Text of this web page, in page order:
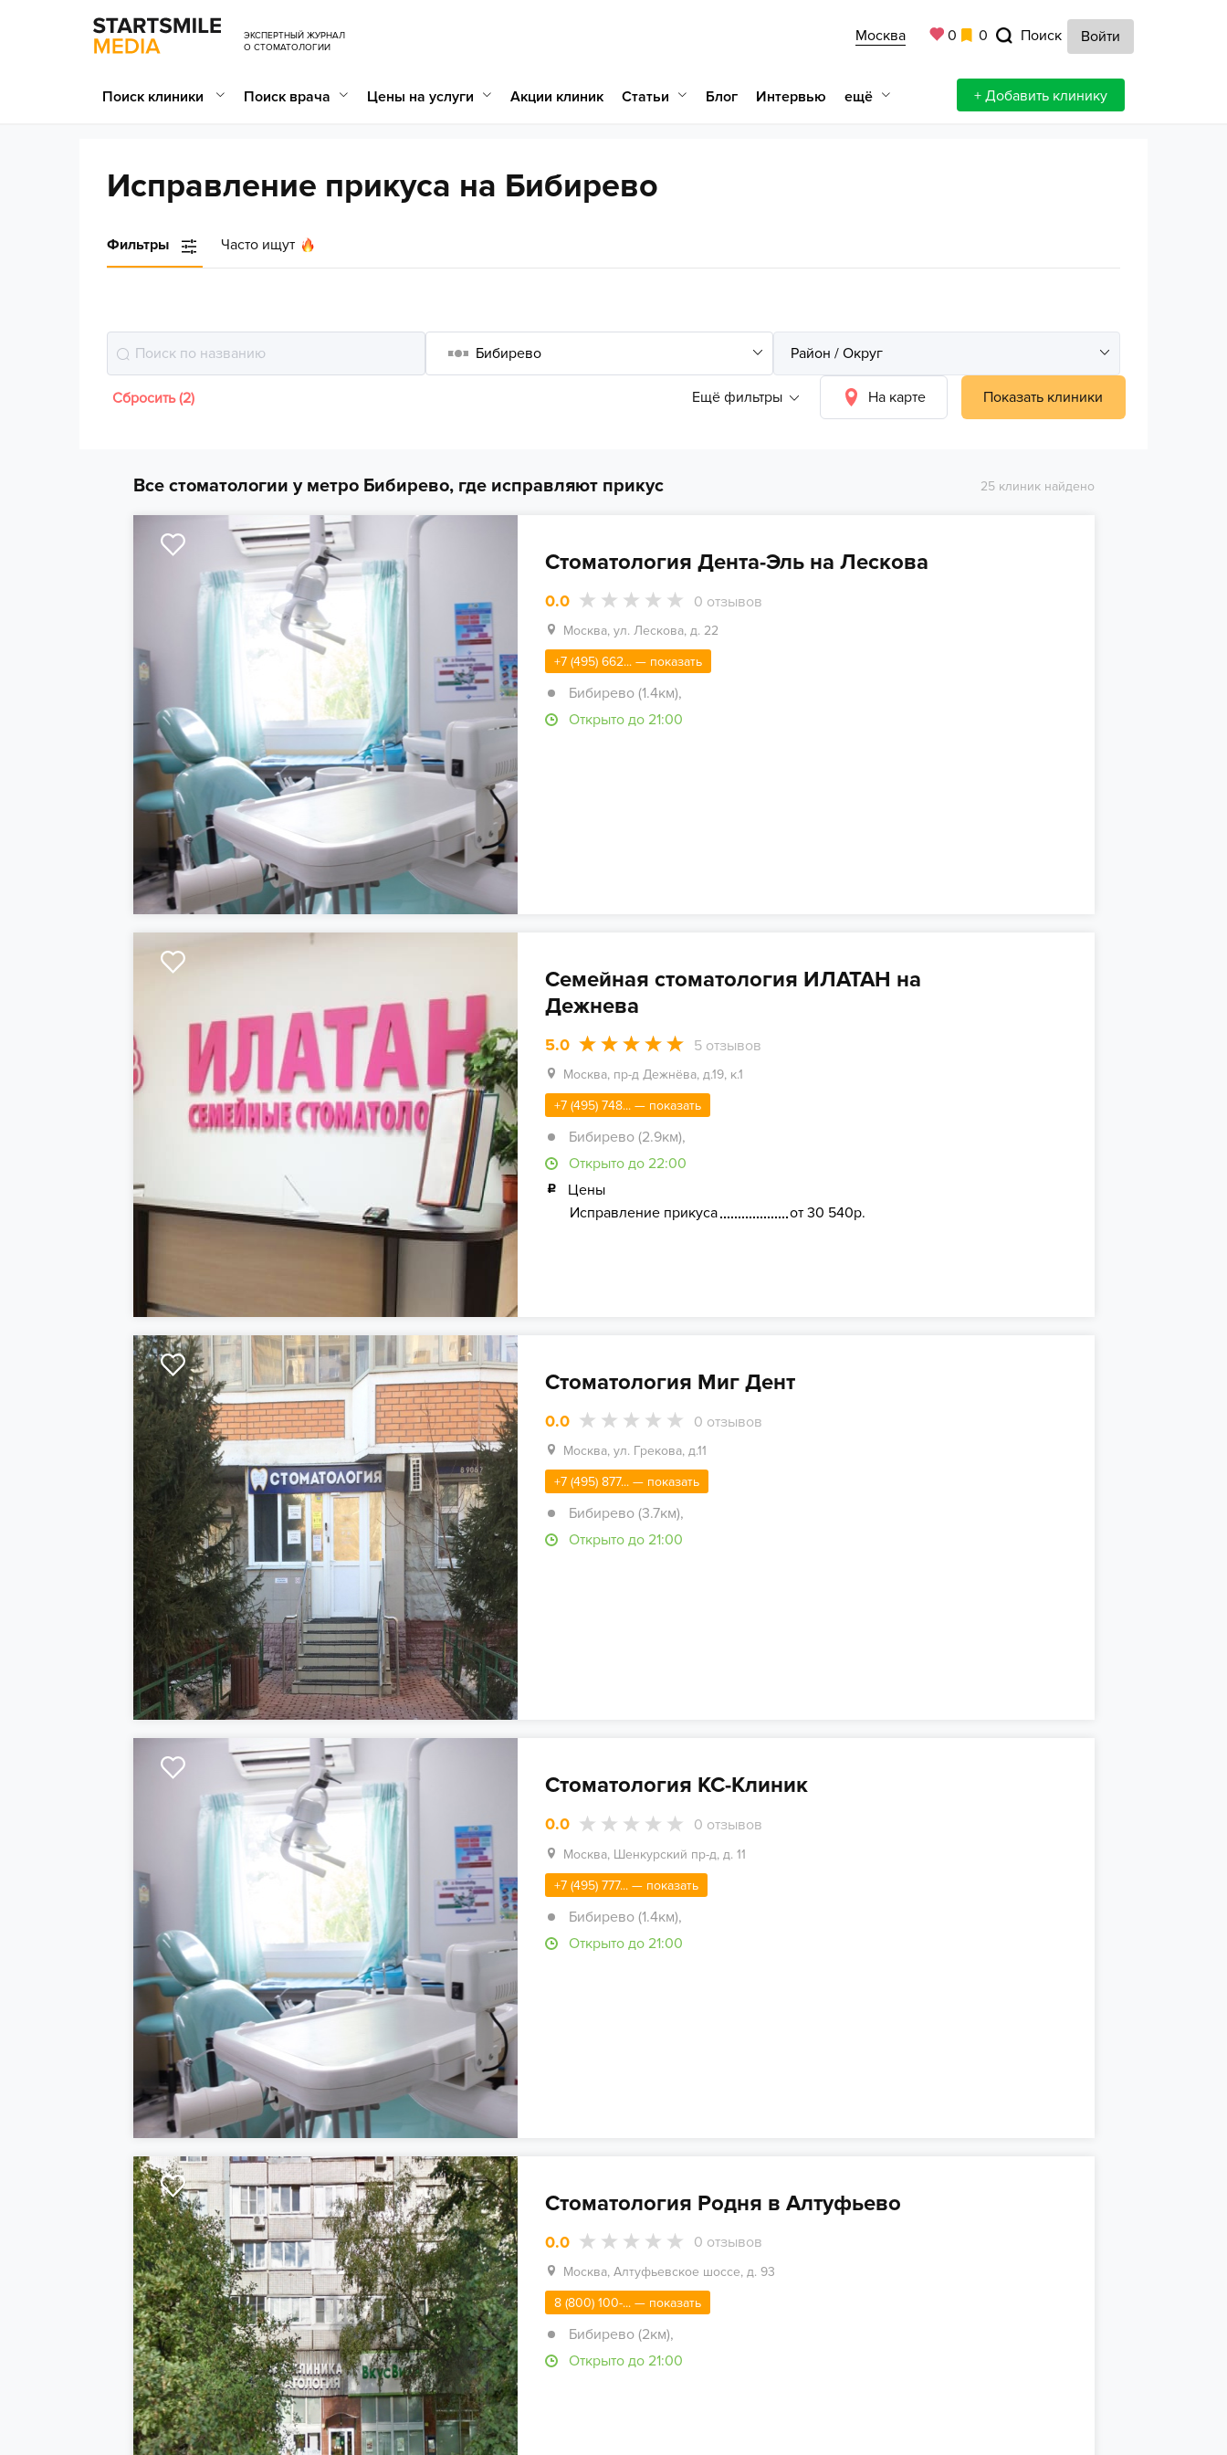
ЭКСПЕРТНЫЙ ЖУРНАЛ
О СТОМАТОЛОГИИ
Москва 0 0 Поиск Войти
Поиск клиники Поиск врача Цены на услуги Акции клиник Статьи Блог Интервью ещё + Добавить клинику
Исправление прикуса на Бибирево
Фильтры Часто ищут
Ещё фильтры На карте Показать клиники
Сбросить (2)
Все стоматологии у метро Бибирево, где исправляют прикус 25 клиник найдено
Стоматология Дента-Эль на Лескова
0.0 0 отзывов
Москва, ул. Лескова, д. 22
+7 (495) 662... — показать
Бибирево (1.4км),
Открыто до 21:00
Семейная стоматология ИЛАТАН на
Дежнева
5.0 5отзывов
Москва, пр-д Дежнёва, д.19, к.1
+7 (495) 748... — показать
Бибирево (2.9км),
Открыто до 22:00
Цены
Исправление прикуса
от 30 540р.
Стоматология Миг Дент
0.0 0 отзывов
Москва, ул. Грекова, д.11
+7 (495) 877... — показать
Бибирево (3.7км),
Открыто до 21:00
Стоматология КС-Клиник
0.0 0 отзывов
Москва, Шенкурский пр-д, д. 11
+7 (495) 777... — показать
Бибирево (1.4км),
Открыто до 21:00
Стоматология Родня в Алтуфьево
0.0 0 отзывов
Москва, Алтуфьевское шоссе, д. 93
8 (800) 100-... — показать
Бибирево (2км),
Открыто до 21:00